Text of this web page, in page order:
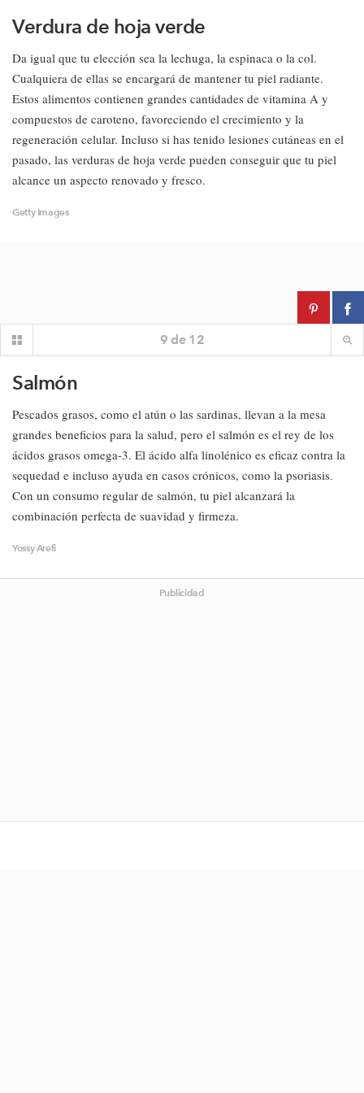
Verdura de hoja verde
Da igual que tu elección sea la lechuga, la espinaca o la col.
Cualquiera de ellas se encargará de mantener tu piel radiante.
Estos alimentos contienen grandes cantidades de vitamina A y
compuestos de caroteno, favoreciendo el crecimiento y la
regeneración celular. Incluso si has tenido lesiones cutáneas en el
pasado, las verduras de hoja verde pueden conseguir que tu piel
alcance un aspecto renovado y fresco.
Getty Images
9 de 12
Salmón
Pescados grasos, como el atún o las sardinas, llevan a la mesa
grandes beneficios para la salud, pero el salmón es el rey de los
ácidos grasos omega-3. El ácido alfa linolénico es eficaz contra la
sequedad e incluso ayuda en casos crónicos, como la psoriasis.
Con un consumo regular de salmón, tu piel alcanzará la
combinación perfecta de suavidad y firmeza.
Yossy Arefi
Publicidad